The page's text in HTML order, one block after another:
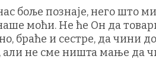
боље познаје, него што
моћи. Не ће Он да
браће и сестре, да чини
не сме ништа мање да